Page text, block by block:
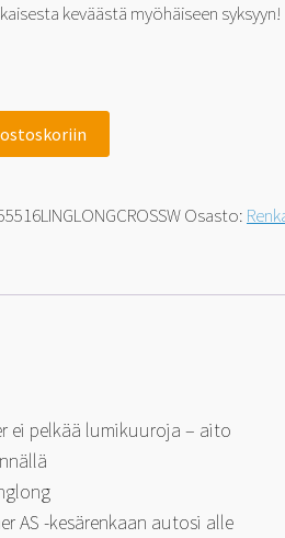
keväästä myöhäiseen syksyyn!
ostoskoriin
Osasto:
ei pelkää lumikuuroja – aito
AS -kesärenkaan autosi alle